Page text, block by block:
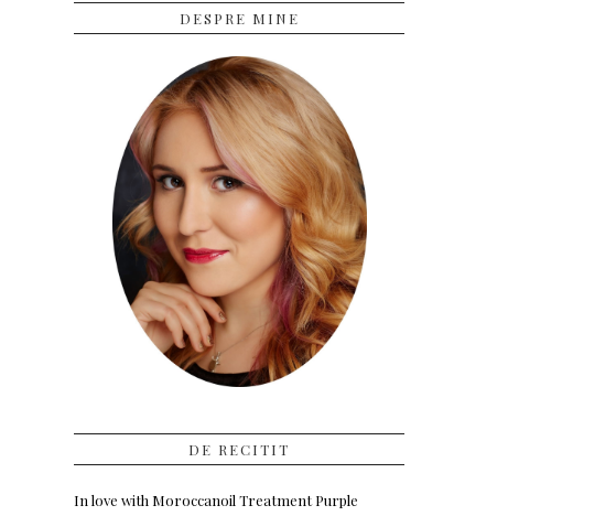
DESPRE MINE
DE RECITIT
In love with Moroccanoil Treatment Purple